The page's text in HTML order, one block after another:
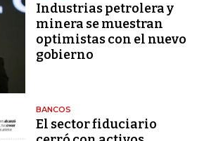
Industrias petrolera y
minera se muestran
optimistas con el nuevo
gobierno
BANCOS
El sector fiduciario